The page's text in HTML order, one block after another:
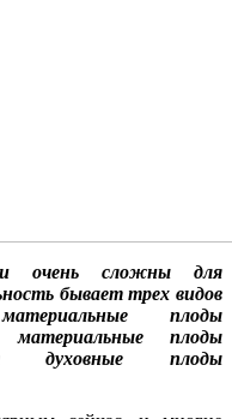
очень сложны для
бывает трех видов
плоды
плоды
духовные плоды